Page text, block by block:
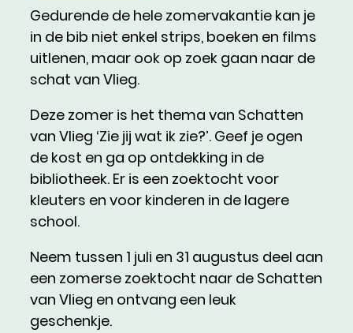
Gedurende de hele zomervakantie kan je
in de bib niet enkel strips, boeken en films
uitlenen, maar ook op zoek gaan naar de
schat van Vlieg.
Deze zomer is het thema van Schatten
van Vlieg ‘Zie jij wat ik zie?’. Geef je ogen
de kost en ga op ontdekking in de
bibliotheek. Er is een zoektocht voor
kleuters en voor kinderen in de lagere
school.
Neem tussen 1 juli en 31 augustus deel aan
een zomerse zoektocht naar de Schatten
van Vlieg en ontvang een leuk
geschenkje.